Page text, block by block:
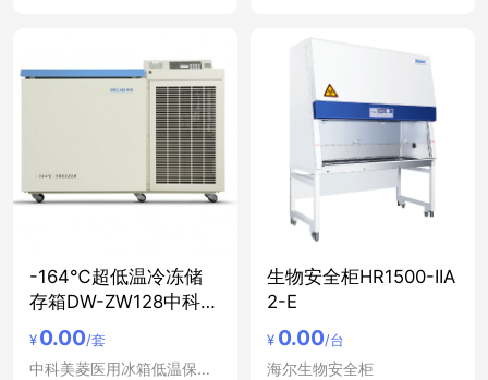
-164℃超低温冷冻储
存箱DW-ZW128中科美
菱
¥0.00/套
中科美菱医用冰箱低温保存箱冷藏箱
生物安全柜HR1500-IIA
2-E
¥ 0.00/台
海尔生物安全柜